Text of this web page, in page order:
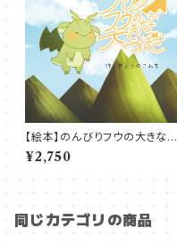
【絵本】のんびりフウの大きなつ
ばさ
¥2,750
同じカテゴリの商品